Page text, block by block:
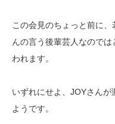
この会見のちょっと前に
んの言う後輩芸人なので
われます。
いずれにせよ、JOYさん
ようです。